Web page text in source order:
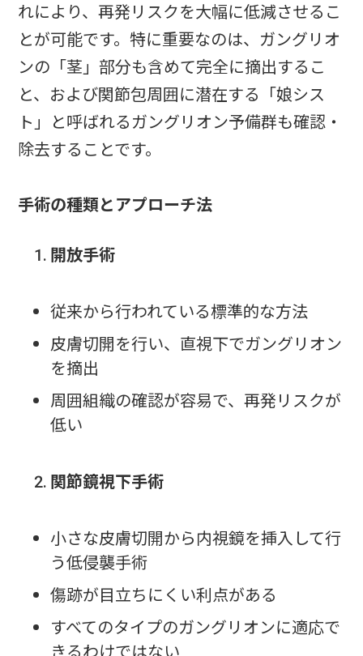
れにより、再発リスクを大幅に低減させるこ
とが可能です。特に重要なのは、ガングリオ
ンの「茎」部分も含めて完全に摘出するこ
と、および関節包周囲に潜在する「娘シス
ト」と呼ばれるガングリオン予備群も確認・
除去することです。
手術の種類とアプローチ法
開放手術
従来から行われている標準的な方法
皮膚切開を行い、直視下でガングリオン
を摘出
周囲組織の確認が容易で、再発リスクが
低い
関節鏡視下手術
小さな皮膚切開から内視鏡を挿入して行
う低侵襲手術
傷跡が目立ちにくい利点がある
すべてのタイプのガングリオンに適応で